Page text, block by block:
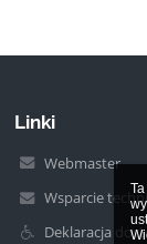
Linki
Webmaster
Wsparcie
Deklaracja